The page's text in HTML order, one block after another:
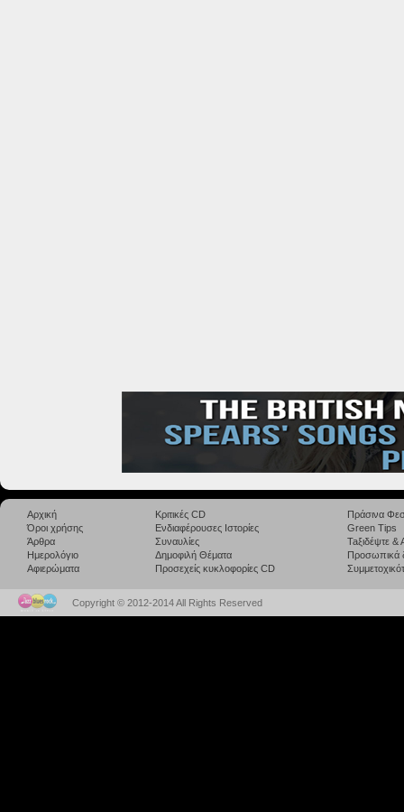
Αρχική
Όροι χρήσης
Άρθρα
Ημερολόγιο
Αφιερώματα
Κριτικές CD
Ενδιαφέρουσες Ιστορίες
Συναυλίες
Δημοφιλή Θέματα
Προσεχείς κυκλοφορίες CD
Πράσινα
Green Tips
Taξιδέψτε
Προσωπικά
Copyright © 2012-2014 All Rights Reserved